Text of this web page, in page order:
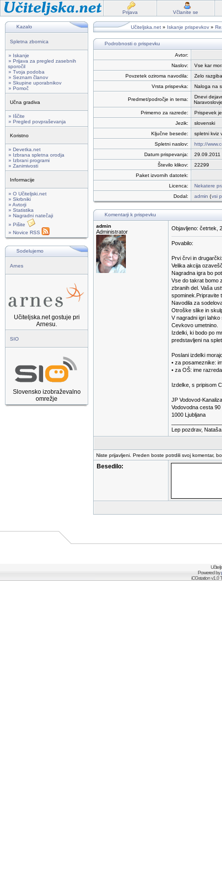
Prijava Včlanite se
Kazalo
Spletna zbornica
» Iskanje
» Prijava za pregled zasebnih
sporočil
» Tvoja podoba
» Seznam članov
» Skupine uporabnikov
» Pomoč
Učna gradiva
» Iščite
» Pregled povpraševanja
Koristno
» Devetka.net
» Izbrana spletna orodja
» Izbrani programi
» Zanimivosti
Informacije
» O Učiteljski.net
» Skrbniki
» Avtorji
» Statistika
» Nagradni natečaji
» Pišite
» Novice RSS
Sodelujemo
Arnes
Učiteljska.net gostuje pri
Arnesu.
SIO
Slovensko izobraževalno
omrežje
Učiteljska.net » Iskanje prispevkov »
Podrobnosti o prispevku
Avtor:
Naslov:
Vse kar
Povzetek oziroma navodila:
Zelo
Vrsta prispevka:
Naloga na
Predmet/področje in tema:
Dnevi
Primerno za razrede:
Prispevek
Jezik:
slovenski
Ključne besede:
spletni kviz
Spletni naslov:
http://
Datum prispevanja:
29.09.2011
Število klikov:
22299
Paket izvornih datotek:
Licenca:
Nekatere
Dodal:
admin (vsi
Komentarji k prispevku
admin
Administrator
Objavljeno: četrtek,
Povabilo:
Prvi črvi in drugarčki:
Velika akcija
Nagradna igra bo
Vse do takrat bomo
zbranih del. Vaša
spominek.Pripravite
Navodila za
Otroške slike in
V nagradni igri
Cevkovo umetnino.
Izdelki, ki bodo po
predstavljeni na
Poslani izdelki
• za posameznike:
• za OŠ: ime
Izdelke, s pripisom
JP Vodovod-
Vodovodna cesta 90
1000 Ljubljana
Lep pozdrav, Nataša
Niste prijavljeni. Preden boste potrdili svoj komentar,
Besedilo:
Powered by
iCGstation v1.0